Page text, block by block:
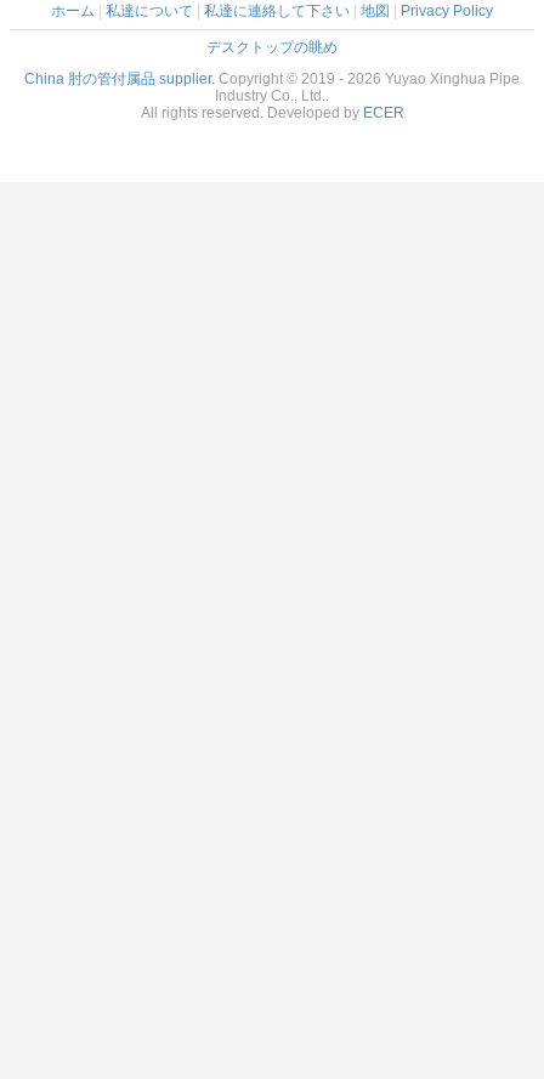
ホーム | 私達について | 私達に連絡して下さい | 地図 | Privacy Policy
デスクトップの眺め
China 肘の管付属品 supplier. Copyright © 2019 - 2026 Yuyao Xinghua Pipe
Industry Co., Ltd..
All rights reserved. Developed by ECER